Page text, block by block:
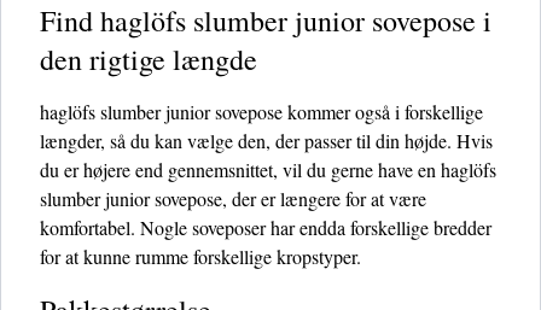
Find haglöfs slumber junior sovepose i
den rigtige længde
haglöfs slumber junior sovepose kommer også i forskellige
længder, så du kan vælge den, der passer til din højde. Hvis
du er højere end gennemsnittet, vil du gerne have en haglöfs
slumber junior sovepose, der er længere for at være
komfortabel. Nogle soveposer har endda forskellige bredder
for at kunne rumme forskellige kropstyper.